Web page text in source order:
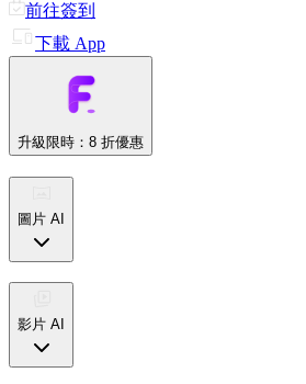
前往簽到
下載 App
升級 限時：8 折優惠
圖片 AI
影片 AI